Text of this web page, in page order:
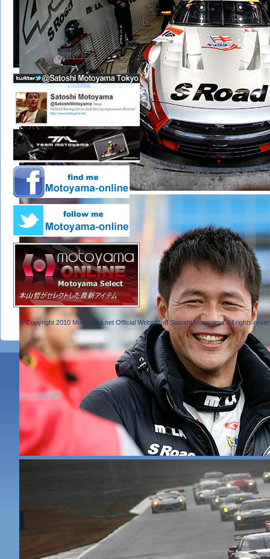
写真を見る
© Copyright 2010 Motoyama.net Official Website of Satoshi Motoyama. All rights